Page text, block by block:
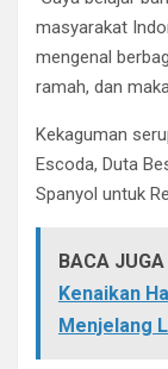
masyarakat
mengenal
ramah, dan
Kekaguman
Escoda, Duta
Spanyol untuk
BACA JUGA
Kenaikan
Menjelang